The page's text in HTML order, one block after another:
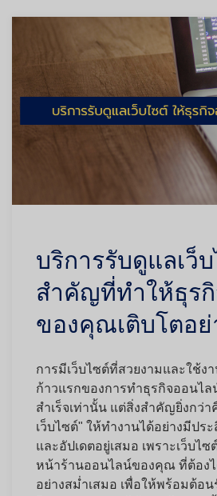
บริการรับดูแลเว็
สำคัญที่ทำให้ธุร
ของคุณเติบโตอย่
การมีเว็บไซต์ที่สวยงามและใช้งา
ก้าวแรกของการทำธุรกิจออนไ
สำเร็จเท่านั้น แต่สิ่งสำคัญยิ่งกว่า
เว็บไซต์" ให้ทำงานได้อย่างมีปร
และอัปเดตอยู่เสมอ เพราะเว็บไซ
หน้าร้านออนไลน์ของคุณ ที่ต้องไ
อย่างสม่ำเสมอ เพื่อให้พร้อมต้อ